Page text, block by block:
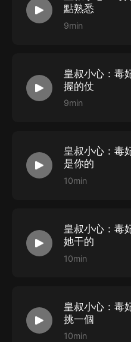
點熟悉
9min
皇叔小心：毒
握的仗
9min
皇叔小心：毒
是你的
10min
皇叔小心：毒
她干的
10min
皇叔小心：毒
挑一個
10min